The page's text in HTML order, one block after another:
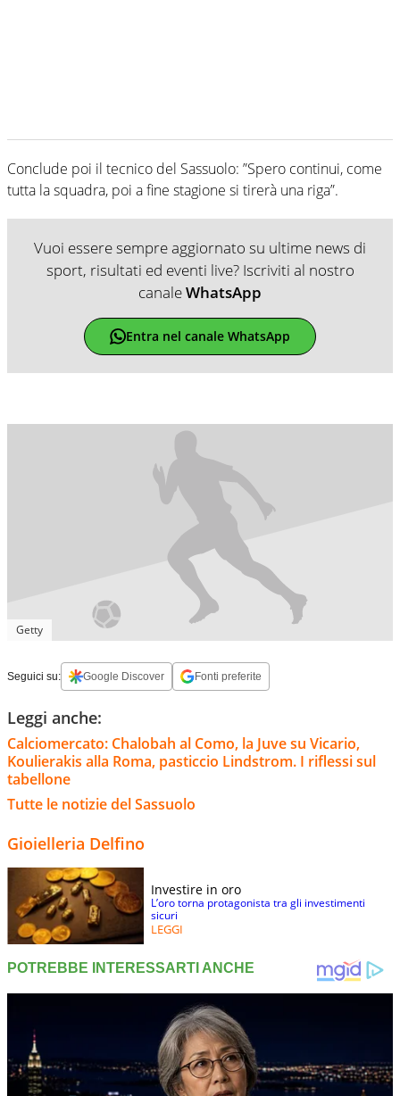
Conclude poi il tecnico del Sassuolo: ”Spero continui, come
tutta la squadra, poi a fine stagione si tirerà una riga”.
Vuoi essere sempre aggiornato su ultime news di
sport, risultati ed eventi live? Iscriviti al nostro
canaleWhatsApp
Entra nel canale WhatsApp
Getty
Seguici su: Google Discover Fonti preferite
Leggi anche:
Calciomercato: Chalobah al Como, la Juve su Vicario,
Koulierakis alla Roma, pasticcio Lindstrom. I riflessi sul
tabellone
Tutte le notizie del Sassuolo
Gioielleria Delfino
Investire in oro
L’oro torna protagonista tra gli investimenti
sicuri
LEGGI